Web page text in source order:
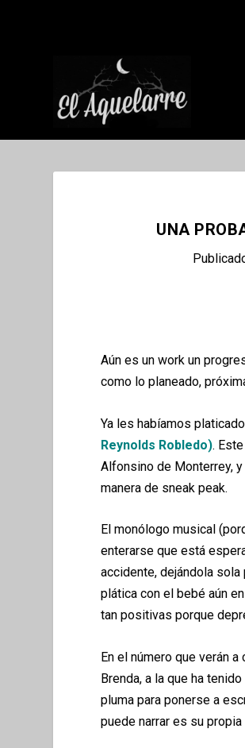
UNA
Aún es un work un
como lo planeado,
Ya les habíamos
Reynolds Robledo).
Alfonsino de Monterrey,
manera de sneak peak.
El monólogo musical
enterarse que está
accidente, dejándola sola
plática con el bebé aún
tan positivas porque
En el número que verán
Brenda, a la que ha
pluma para ponerse a
puede narrar es su propia